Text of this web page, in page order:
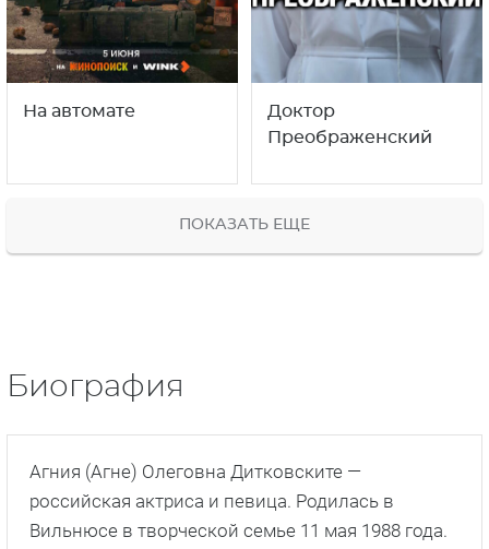
На автомате
Доктор
Преображенский
ПОКАЗАТЬ ЕЩЕ
Биография
Агния (Агне) Олеговна Дитковските —
российская актриса и певица. Родилась в
Вильнюсе в творческой семье 11 мая 1988 года.